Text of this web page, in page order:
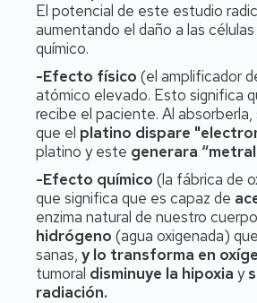
El potencial de este estudio
aumentando el daño a las
químico.
-Efecto físico (el amplificador
atómico elevado. Esto significa
recibe el paciente. Al
que el platino dispare
platino y este generara
-Efecto químico (la fábrica de
que significa que es capaz de
enzima natural de nuestro
hidrógeno (agua oxigenada)
sanas, y lo transforma en
tumoral disminuye la hipoxia y
radiación.